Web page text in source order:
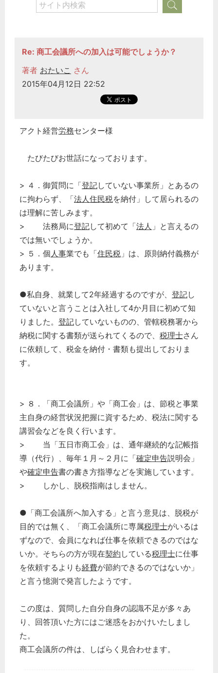
Re: 商工会議所への加入は可能でしょうか？
著者 おたいこ さん
2015年04月12日 22:52
アクト経営労務センター様
たびたびお世話になっております。
> ４．御質問に「登記していない事業所」とあるの
に拘わらず、「法人住民税を納付」して居られるの
は理解に苦しみます。
> 法務局に登記して初めて「法人 」と言えるの
では無いでしょうか。
> ５．個人事業でも「住民税 」は、原則納付義務が
あります。
●私自身、就業して2年経過するのですが、 登記し
ていないと言うことは入社して4か月目に初めて知
りました。 登記していないものの、管轄税務署から
納税に関する書類が送られてくるので、 税理士さん
に依頼して、税金を納付・書類も提出しておりま
す。
> ８．「商工会議所」や「商工会」は、節税と事業
主自身の経営状況把握に資するため、税法に関する
講習会などを良く行います。
> 当「五日市商工会」は、通年継続的な記帳指
導（代行）、毎年１月～２月に「確定申告説明会」
や確定申告書の書き方指導などを実施しています。
> しかし、脱税指南はしません。
●「商工会議所へ加入する」と言う意見は、脱税が
目的では無く、「商工会議所に専属税理士がいるは
ずなので、会員になれば仕事を依頼できるのではな
いか。そちらの方が現在契約 している税理士に仕事
を依頼するよりも経費が節約できるのではないか」
と言う憶測で発言したようです。
この度は、質問した自分自身の認識不足が多々あ
り、回答頂いた方にはご迷惑をおかけいたしまし
た。
商工会議所の件は、しばらく見合わせます。
どのカテゴリーに投稿しますか？
選択してください
労務管理
税務経理
経営の知恵
総務の給湯室
秘書のノウハウ
次へ